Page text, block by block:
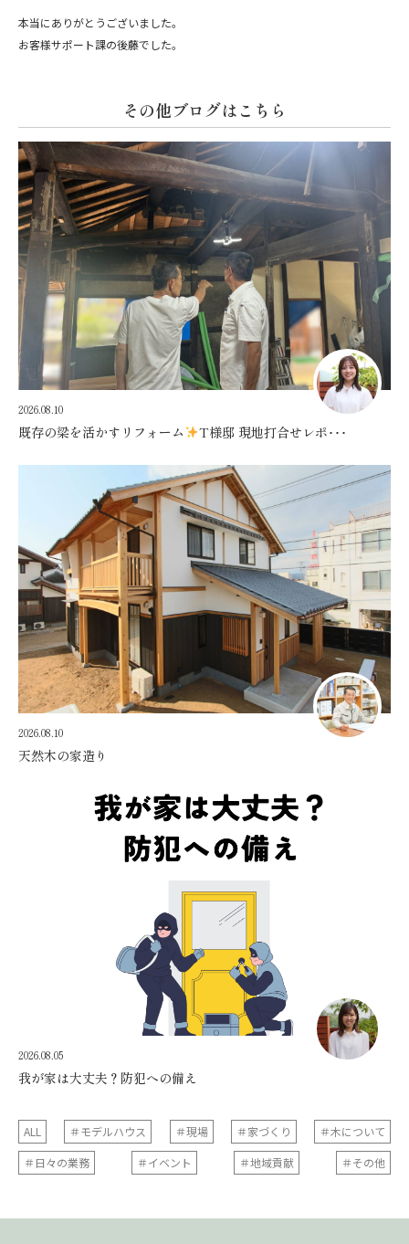
本当にありがとうございました。
お客様サポート課の後藤でした。
その他ブログはこちら
2026.08.10
既存の梁を活かすリフォーム T様邸 現地打合せレポ･･･
2026.08.10
天然木の家造り
2026.08.05
我が家は大丈夫？防犯への備え
ALL ＃モデルハウス ＃現場 ＃家づくり
＃木について
＃日々の業務
＃イベント ＃地域貢献 ＃その他